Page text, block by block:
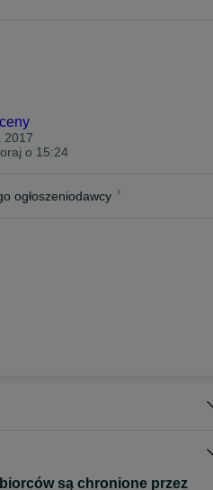
107R GOODRIDEidealnie
towarów lub osób,
niezawodności bez
OD 4 SZTUK!
opon otrzymujesz wysyłkę
kierowców kompletujących pełny
i poprzez wiadomość:
2017
o 15:24
ogłoszeniodawcy
są chronione przez